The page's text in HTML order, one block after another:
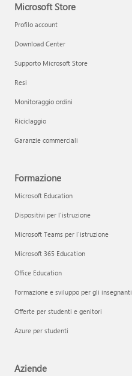
Microsoft Store
Profilo account
Download Center
Supporto Microsoft Store
Resi
Monitoraggio ordini
Riciclaggio
Garanzie commerciali
Formazione
Microsoft Education
Dispositivi per l'istruzione
Microsoft Teams per l'istruzione
Microsoft 365 Education
Office Education
Formazione e sviluppo per gli insegnanti
Offerte per studenti e genitori
Azure per studenti
Aziende